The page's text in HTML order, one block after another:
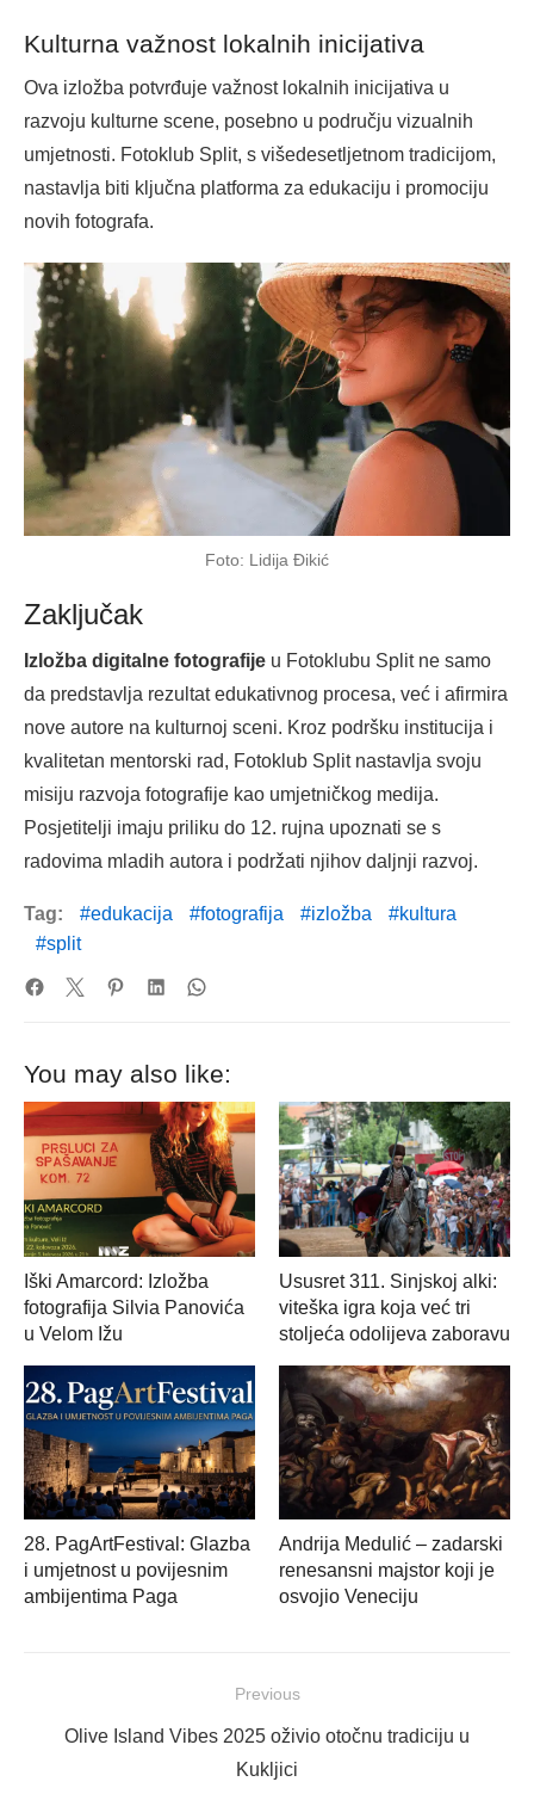
Kulturna važnost lokalnih inicijativa
Ova izložba potvrđuje važnost lokalnih inicijativa u
razvoju kulturne scene, posebno u području vizualnih
umjetnosti. Fotoklub Split, s višedesetljetnom tradicijom,
nastavlja biti ključna platforma za edukaciju i promociju
novih fotografa.
Foto: Lidija Đikić
Zaključak
Izložba digitalne fotografije u Fotoklubu Split ne samo
da predstavlja rezultat edukativnog procesa, već i afirmira
nove autore na kulturnoj sceni. Kroz podršku institucija i
kvalitetan mentorski rad, Fotoklub Split nastavlja svoju
misiju razvoja fotografije kao umjetničkog medija.
Posjetitelji imaju priliku do 12. rujna upoznati se s
radovima mladih autora i podržati njihov daljnji razvoj.
Tag: edukacija fotografija izložba
kultura
split
You may also like:
Iški Amarcord: Izložba
fotografija Silvia Panovića
u Velom Ižu
Ususret 311. Sinjskoj alki:
viteška igra koja već tri
stoljeća odolijeva zaboravu
28. PagArtFestival: Glazba
i umjetnost u povijesnim
ambijentima Paga
Andrija Medulić – zadarski
renesansni majstor koji je
osvojio Veneciju
objava
Previous
Previous
Olive Island Vibes 2025 oživio otočnu tradiciju u
Kukljici